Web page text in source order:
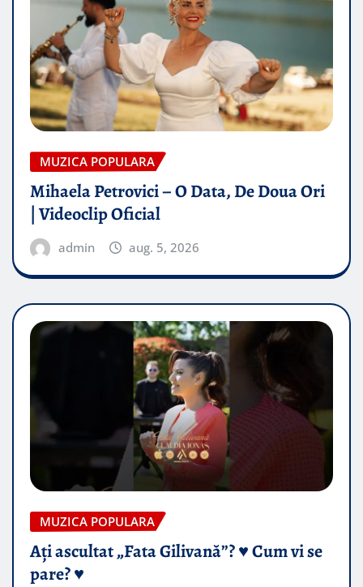
MUZICA POPULARA
Mihaela Petrovici – O Data, De Doua Ori
| Videoclip Oficial
admin aug. 5, 2026
MUZICA POPULARA
Ați ascultat „Fata Gilivană”? ♥️ Cum vi se
pare? ♥️